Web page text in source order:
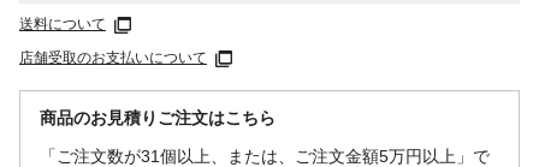
送料について
店舗受取のお支払いについて
商品のお見積りご注文はこちら
「ご注文数が31個以上、または、ご注文金額5万円以上」で